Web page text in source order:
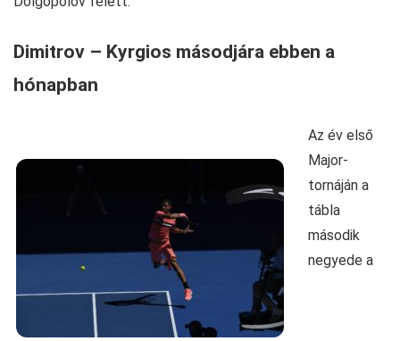
Dimitrov – Kyrgios másodjára ebben a
hónapban
Az év első
Major-
tornáján a
tábla
második
negyede a